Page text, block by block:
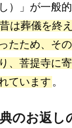
）」が一般
は葬儀を終
たため、そ
、菩提寺に
ています 。
のお返し